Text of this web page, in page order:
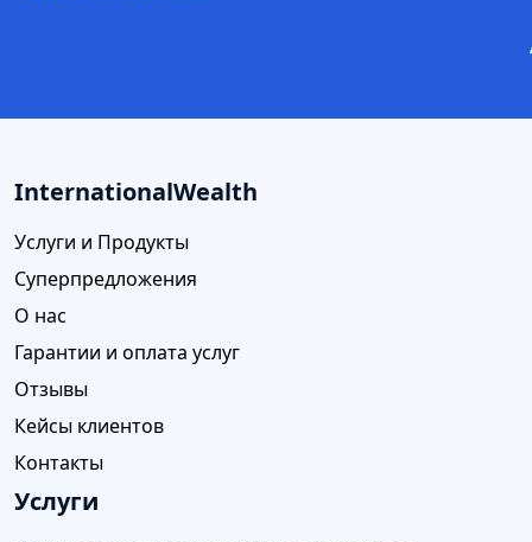
InternationalWealth
Услуги и Продукты
Суперпредложения
О нас
Гарантии и оплата услуг
Отзывы
Кейсы клиентов
Контакты
Услуги